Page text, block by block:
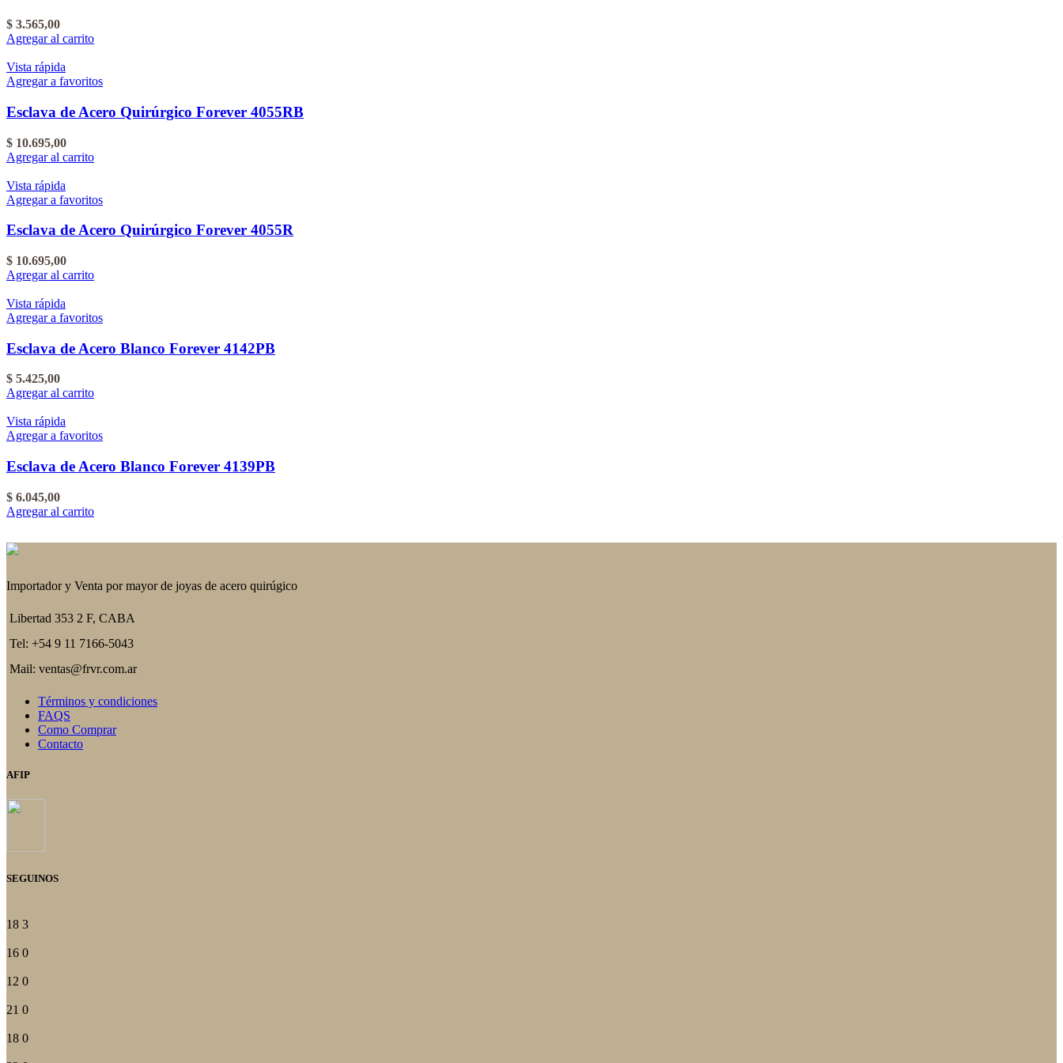
$ 3.565,00
Agregar al carrito
Vista rápida
Agregar a favoritos
Esclava de Acero Quirúrgico Forever 4055RB
$ 10.695,00
Agregar al carrito
Vista rápida
Agregar a favoritos
Esclava de Acero Quirúrgico Forever 4055R
$ 10.695,00
Agregar al carrito
Vista rápida
Agregar a favoritos
Esclava de Acero Blanco Forever 4142PB
$ 5.425,00
Agregar al carrito
Vista rápida
Agregar a favoritos
Esclava de Acero Blanco Forever 4139PB
$ 6.045,00
Agregar al carrito
Importador y Venta por mayor de joyas de acero quirúgico
Libertad 353 2 F, CABA
Tel: +54 9 11 7166-5043
Mail: ventas@frvr.com.ar
Términos y condiciones
FAQS
Como Comprar
Contacto
AFIP
SEGUINOS
18 3
16 0
12 0
21 0
18 0